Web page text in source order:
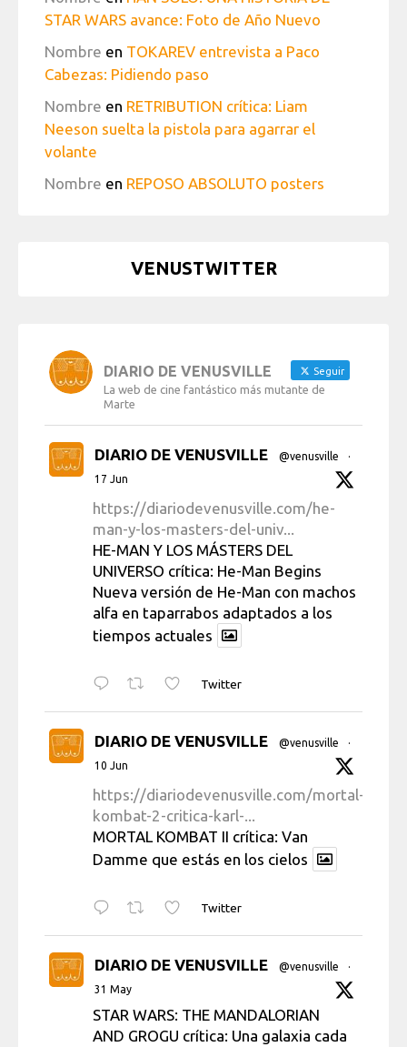
STAR WARS avance: Foto de Año Nuevo
Nombre en TOKAREV entrevista a Paco
Cabezas: Pidiendo paso
Nombre en RETRIBUTION crítica: Liam
Neeson suelta la pistola para agarrar el
volante
Nombre en REPOSO ABSOLUTO posters
VENUSTWITTER
DIARIO DE VENUSVILLE Seguir
La web de cine fantástico más mutante de
Marte
DIARIO DE VENUSVILLE @venusville
·
17 Jun
https://diariodevenusville.com/he-
man-y-los-masters-del-univ...
HE-MAN Y LOS MÁSTERS DEL
UNIVERSO crítica: He-Man Begins
Nueva versión de He-Man con machos
alfa en taparrabos adaptados a los
tiempos actuales
Twitter
DIARIO DE VENUSVILLE @venusville
·
10 Jun
https://diariodevenusville.com/mortal-
kombat-2-critica-karl-...
MORTAL KOMBAT II crítica: Van
Damme que estás en los cielos
Twitter
DIARIO DE VENUSVILLE @venusville
·
31 May
STAR WARS: THE MANDALORIAN
AND GROGU crítica: Una galaxia cada